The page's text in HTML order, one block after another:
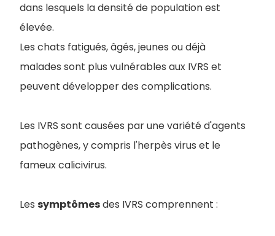
dans lesquels la densité de population est
élevée.
Les chats fatigués, âgés, jeunes ou déjà
malades sont plus vulnérables aux IVRS et
peuvent développer des complications.
Les IVRS sont causées par une variété d'agents
pathogènes, y compris l'herpès virus et le
fameux calicivirus.
Les symptômesdes IVRS comprennent :